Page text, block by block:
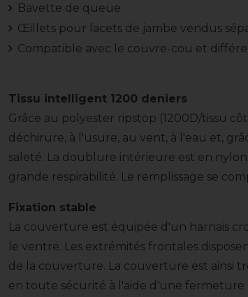
Bavette de queue
Œillets pour lacets de jambe vendus
Compatible avec le couvre-cou et
Tissu intelligent 1200 deniers
Grâce au polyester ripstop (1200D/tissu
déchirure, à l'usure, au vent, à l'eau et,
saleté. La doublure intérieure est en
grande respirabilité. Le remplissage se
Fixation stable
La couverture est équipée d'un harnais
le ventre. Les extrémités frontales
de la couverture. La couverture est ainsi
en toute sécurité à l'aide d'une